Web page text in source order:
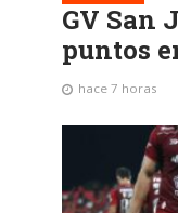
GV San
puntos
hace 7 horas